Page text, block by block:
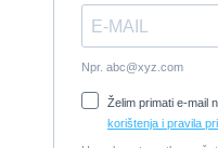
Damor 900 FURIA
CIJENA
2008, 8,98 x 3
Cijena:65.000
Prodajem jedrilicu